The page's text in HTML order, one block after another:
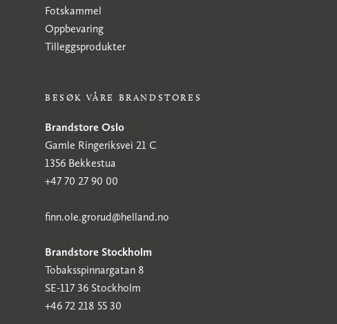
Fotskammel
Oppbevaring
Tilleggsprodukter
BESØK VÅRE BRANDSTORES
Brandstore Oslo
Gamle Ringeriksvei 21 C
1356 Bekkestua
+47 70 27 90 00
finn.ole.grorud@helland.no
Brandstore Stockholm
Tobaksspinnargatan 8
SE-117 36 Stockholm
+46 72 218 55 30